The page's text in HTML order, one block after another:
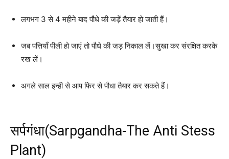
लगभग 3 से 4 महीने बाद पौधे की जड़ें तैयार हो जाती हैं।
जब पत्तियाँ पीली हो जाएं तो पौधे की जड़ निकाल लें।सुखा कर संरक्षित करके
रख लें।
अगले साल इन्ही से आप फिर से पौधा तैयार कर सकते हैं।
सर्पगंधा(Sarpgandha-The Anti Stess
Plant)